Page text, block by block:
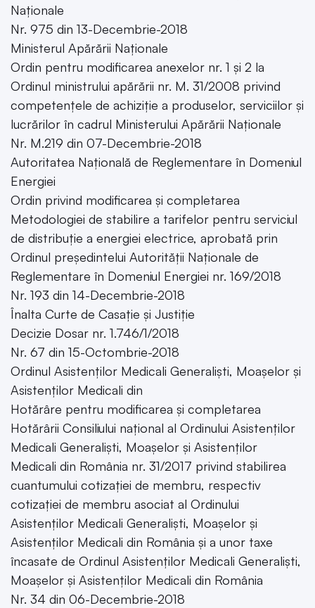
Naționale
Nr. 975 din 13-Decembrie-2018
Ministerul Apărării Naționale
Ordin pentru modificarea anexelor nr. 1 și 2 la
Ordinul ministrului apărării nr. M. 31/2008 privind
competențele de achiziție a produselor, serviciilor și
lucrărilor în cadrul Ministerului Apărării Naționale
Nr. M.219 din 07-Decembrie-2018
Autoritatea Națională de Reglementare în Domeniul
Energiei
Ordin privind modificarea și completarea
Metodologiei de stabilire a tarifelor pentru serviciul
de distribuție a energiei electrice, aprobată prin
Ordinul președintelui Autorității Naționale de
Reglementare în Domeniul Energiei nr. 169/2018
Nr. 193 din 14-Decembrie-2018
Înalta Curte de Casație și Justiție
Decizie Dosar nr. 1.746/1/2018
Nr. 67 din 15-Octombrie-2018
Ordinul Asistenților Medicali Generaliști, Moașelor și
Asistenților Medicali din
Hotărâre pentru modificarea și completarea
Hotărârii Consiliului național al Ordinului Asistenților
Medicali Generaliști, Moașelor și Asistenților
Medicali din România nr. 31/2017 privind stabilirea
cuantumului cotizației de membru, respectiv
cotizației de membru asociat al Ordinului
Asistenților Medicali Generaliști, Moașelor și
Asistenților Medicali din România și a unor taxe
încasate de Ordinul Asistenților Medicali Generaliști,
Moașelor și Asistenților Medicali din România
Nr. 34 din 06-Decembrie-2018